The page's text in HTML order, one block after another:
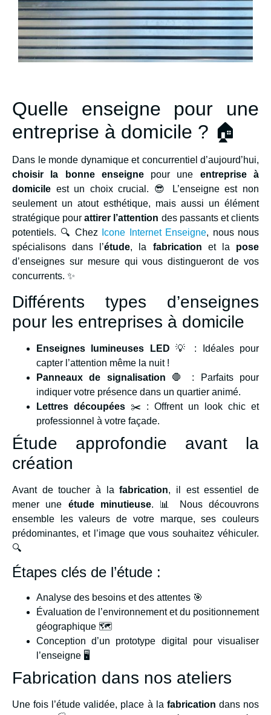
Quelle enseigne pour une
entreprise à domicile ? 🏠
Dans le monde dynamique et concurrentiel d’aujourd’hui,
choisir la bonne enseignepour une entreprise à
domicile est un choix crucial. 😎 L’enseigne est non
seulement un atout esthétique, mais aussi un élément
stratégique pourattirer l’attention des passants et clients
potentiels. 🔍 Chez
Icone Internet Enseigne, nous nous
spécialisons dans l’étude, la fabrication et la pose
d’enseignes sur mesure qui vous distingueront de vos
concurrents. ✨
Différents types d’enseignes
pour les entreprises à domicile
Enseignes lumineuses LED 💡 : Idéales pour
capter l’attention même la nuit !
Panneaux de signalisation 🛑 : Parfaits pour
indiquer votre présence dans un quartier animé.
Lettres découpées ✂️ : Offrent un look chic et
professionnel à votre façade.
Étude approfondie avant la
création
Avant de toucher à lafabrication, il est essentiel de
mener une étude minutieuse. 📊 Nous découvrons
ensemble les valeurs de votre marque, ses couleurs
prédominantes, et l’image que vous souhaitez véhiculer.
🔍
Étapes clés de l’étude :
Analyse des besoins et des attentes 🎯
Évaluation de l’environnement et du positionnement
géographique 🗺️
Conception d’un prototype digital pour visualiser
l’enseigne 🖥️
Fabrication dans nos ateliers
Une fois l’étude validée, place à la fabrication dans nos